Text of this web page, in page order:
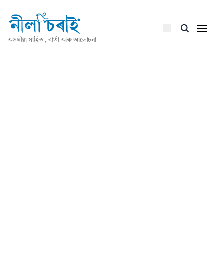
অসমীয়া সাহিত্য, বাৰ্তা আৰু আলোচনা